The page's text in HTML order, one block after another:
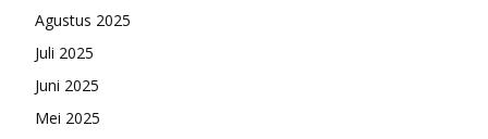
Agustus 2025
Juli 2025
Juni 2025
Mei 2025